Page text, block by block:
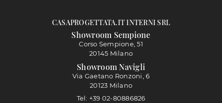
CASAPROGETTATA.IT INTERNI SRL
Showroom Sempione
Corso Sempione, 51
20145 Milano
Showroom Navigli
Via Gaetano Ronzoni, 6
20123 Milano
Tel: +39 02-80886826